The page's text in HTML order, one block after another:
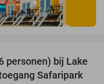
53%
personen) bij Lake
Safaripark